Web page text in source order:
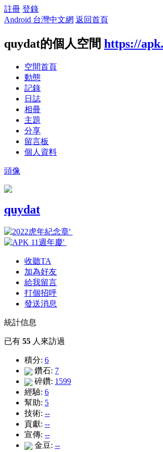
註冊 登錄
Android 台灣中文網 返回首頁
quydat的個人空間 https://
空間首頁
動態
記錄
日誌
相冊
主題
分享
留言板
個人資料
頭像
quydat
收聽TA
加為好友
給我留言
打個招呼
發送消息
統計信息
已有 55 人來訪過
積分: 6
鑽石: 7
碎鑽: 1599
經驗: 6
幫助: 5
技術: --
貢獻: --
宣傳: --
金豆: --